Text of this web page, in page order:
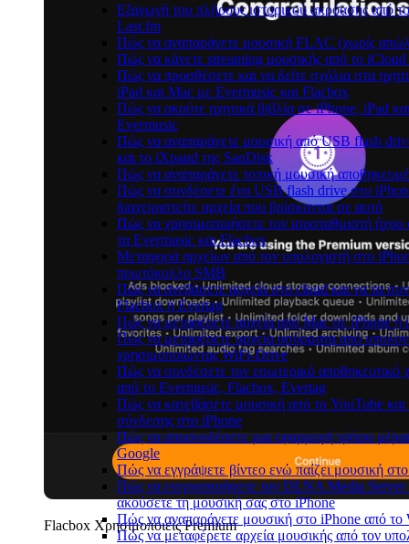
Εξαγωγή του πλήρους ιστορικού ακρόασης από
Last.fm
Πώς να αναπαράγετε μουσική FLAC (χωρίς
Πώς να κάνετε streaming μουσικής από το
Πώς να προσθέσετε και να δείτε σχόλια στα
iPad και Mac με Evermusic και Flacbox
Πώς να ακούτε ηχητικά βιβλία σε iPhone, iPad
Evermusic
Πώς να αναπαράγετε μουσική από USB flash
και το iXpand της SanDisk
Πώς να αναπαράγετε τοπική μουσική
Πώς να συνδέσετε ένα USB flash drive στο
διαχειριστείτε αρχεία που βρίσκονται σε αυτό
Πώς να χρησιμοποιήσετε τον ισοσταθμιστή
τα Evermusic και Flacbox
Μεταφορά αρχείων από τον υπολογιστή στο
πρωτόκολλο SMB
Πώς να ανεβάσετε αρχεία στο cloud και να τα
Flacbox ή Evertag
Πώς να μεταφέρετε αρχεία από Mac σε iPhone ή
Πώς να μεταφέρετε αρχεία ασύρματα από
χρησιμοποιώντας WiFi-Drive
Πώς να συνδέσετε τον εσωτερικό
από το Evermusic, Flacbox, Evertag
Πώς να κατεβάσετε μουσική από το YouTube και
σύνδεσης στο iPhone
Πώς να αποσυνδέσετε μια εφαρμογή τρίτου
Google
Πώς να εγγράψετε βίντεο ενώ παίζει μουσική
Πώς να ενεργοποιήσετε τον DLNA Media
ακούσετε τη μουσική σας στο iPhone
Πώς να αναπαράγετε μουσική στο iPhone από
Πώς να μεταφέρετε αρχεία μουσικής από τον
Flacbox Χρησιμοποιείς Premium